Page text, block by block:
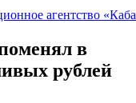
в
рублей